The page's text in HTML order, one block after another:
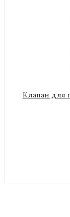
Клапан для